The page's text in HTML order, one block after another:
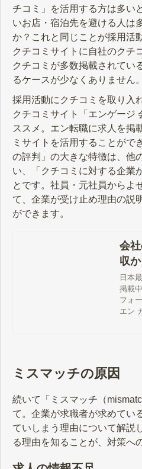
チコミ」を活用する方は多い
いお店・宿泊先を避ける人は
か？これと同じことが採用活
クチコミサイトに自社のクチ
クチコミが多数掲載されてい
るケースが少なくありません。
採用活動にクチコミを取り入
クチコミサイト「エンゲージ
ススメ。エン転職に求人を掲
ミサイトを活用することがで
の評判」の大きな特徴は、他
い、「クチコミに対する企業
とです。社員・元社員からよ
て、企業が受け止め理由の説
ができます。
会
収
で
評判
日本
掲載
フォ
ライ
エン
ミスマッチの原因
続いて「ミスマッチ（
て。企業が求職者が求めてい
ていしまう理由について解説
る理由を知ることが、対策へ